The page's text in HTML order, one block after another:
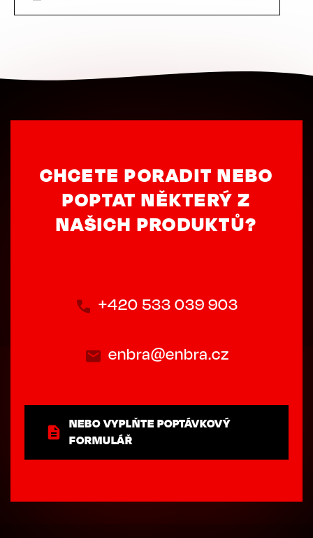
CHCETE PORADIT NEBO
POPTAT NĚKTERÝ Z
NAŠICH PRODUKTŮ?
+420 533 039 903
enbra@enbra.cz
NEBO VYPLŇTE POPTÁVKOVÝ
FORMULÁŘ